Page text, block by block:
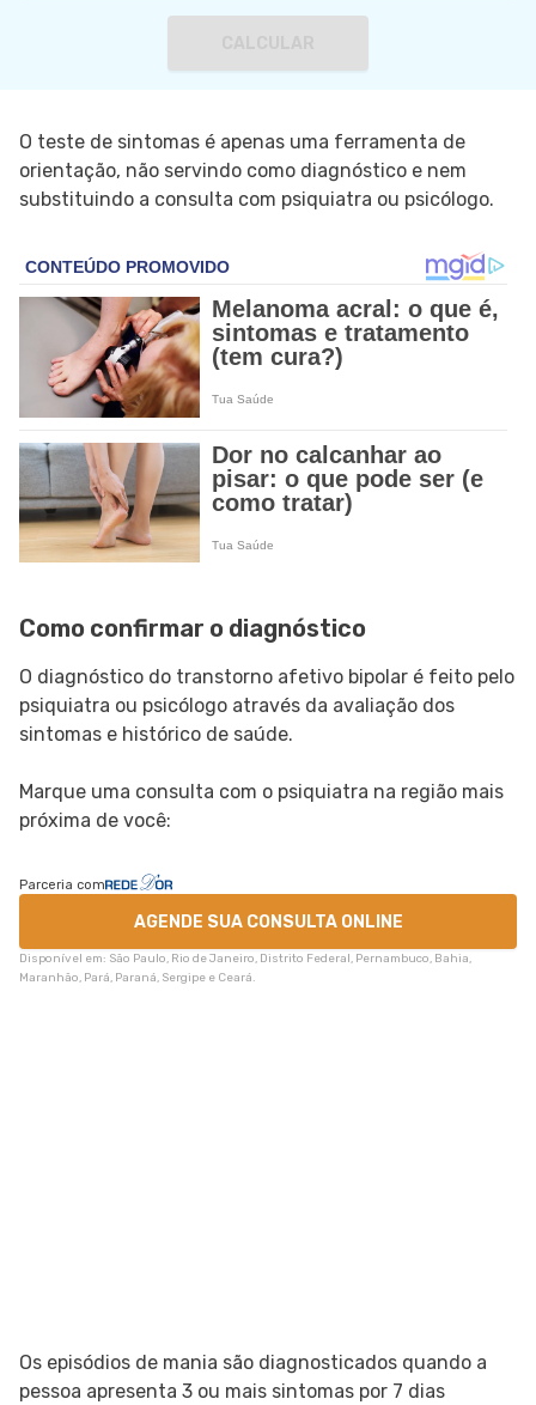
O teste de sintomas é apenas uma ferramenta de
orientação, não servindo como diagnóstico e nem
substituindo a consulta com psiquiatra ou psicólogo.
Como confirmar o diagnóstico
O diagnóstico do transtorno afetivo bipolar é feito pelo
psiquiatra ou psicólogo através da avaliação dos
sintomas e histórico de saúde.
Marque uma consulta com o psiquiatra na região mais
próxima de você:
Parceria com
AGENDE SUA CONSULTA ONLINE
Disponível em: São Paulo, Rio de Janeiro, Distrito Federal, Pernambuco, Bahia,
Maranhão, Pará, Paraná, Sergipe e Ceará.
Os episódios de mania são diagnosticados quando a
pessoa apresenta 3 ou mais sintomas por 7 dias